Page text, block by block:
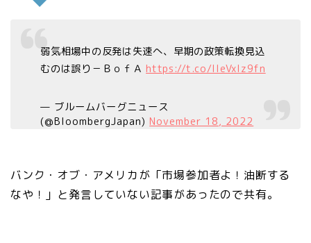
弱気相場中の反発は失速へ、早期の政策転換見込
むのは誤り－ＢｏｆＡ https://t.co/IleVxIz9fn
— ブルームバーグニュース
(@BloombergJapan) November 18, 2022
バンク・オブ・アメリカが「市場参加者よ！油断する
なや！」と発言していない記事があったので共有。